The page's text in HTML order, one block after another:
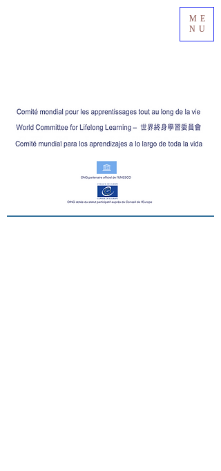
ME
NU